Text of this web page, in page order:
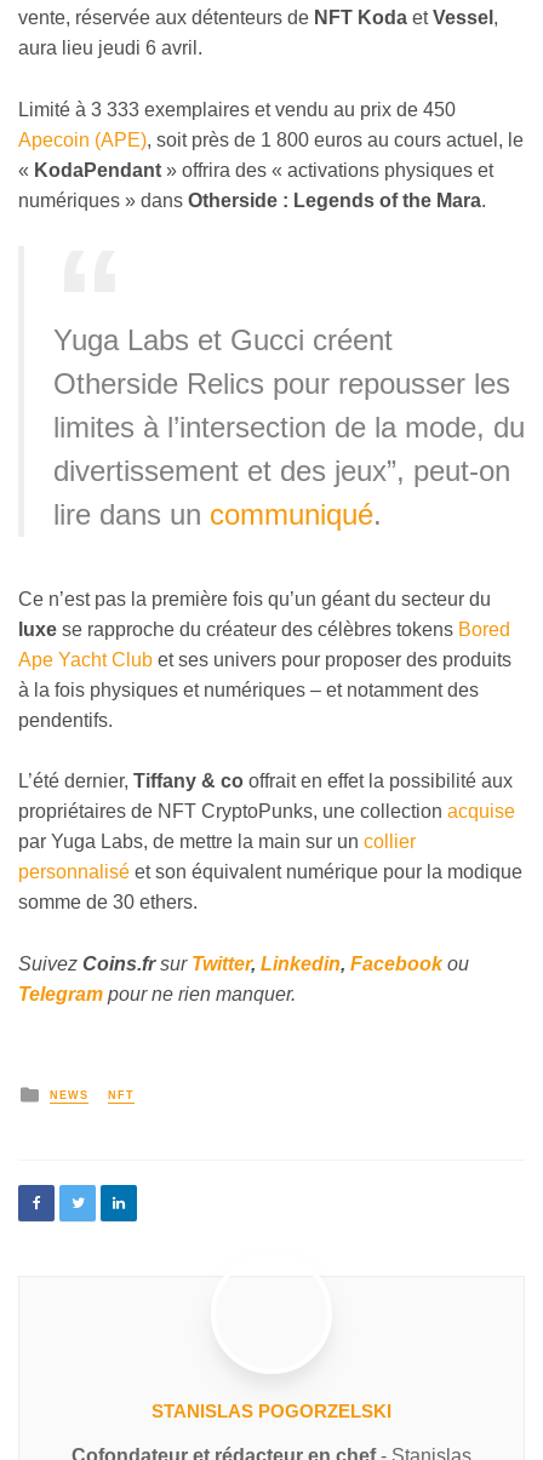
vente, réservée aux détenteurs de NFT Koda etVessel ,
aura lieu jeudi 6 avril.
Limité à 3 333 exemplaires et vendu au prix de 450
Apecoin (APE), soit près de 1 800 euros au cours actuel , le
« KodaPendant » offrira des « activations physiques et
numériques » dans Otherside : Legends of the Mara.
Yuga Labs et Gucci créent
Otherside Relics pour repousser les
limites à l’intersection de la mode, du
divertissement et des jeux”, peut-on
lire dans un communiqué.
Ce n’est pas la première fois qu’un géant du secteur du
luxe se rapproche du créateur des célèbres tokens Bored
Ape Yacht Club et ses univers pour proposer des produits
à la fois physiques et numériques – et notamment des
pendentifs.
L’été dernier, Tiffany & co offrait en effet la possibilité aux
propriétaires de NFT CryptoPunks, une collection acquise
par Yuga Labs, de mettre la main sur un collier
personnalisé et son équivalent numérique pour la modique
somme de 30 ethers.
Suivez Coins.frsur Twitter, Linkedin, Facebookou
Telegram pour ne rien manquer.
NEWS NFT
STANISLAS POGORZELSKI
Cofondateur et rédacteur en chef- Stanislas